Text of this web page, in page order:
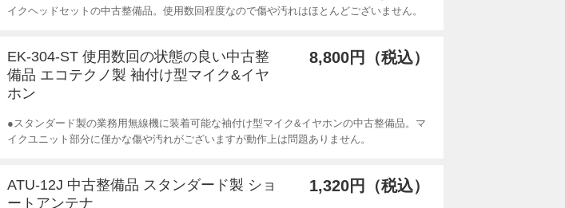
イクヘッドセットの中古整備品。使用数回程度なので傷や汚れはほとんどございません。
EK-304-ST 使用数回の状態の良い中古整
備品 エコテクノ製 袖付け型マイク&イヤ
ホン
8,800円（税込）
●スタンダード製の業務用無線機に装着可能な袖付け型マイク&イヤホンの中古整備品。マ
イクユニット部分に僅かな傷や汚れがございますが動作上は問題ありません。
ATU-12J 中古整備品 スタンダード製 ショ
ートアンテナ
1,320円（税込）